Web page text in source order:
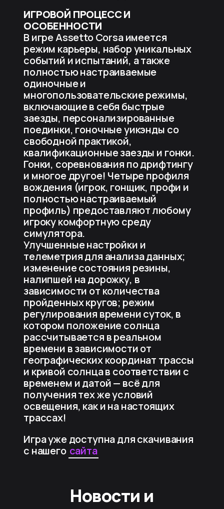
ИГРОВОЙ ПРОЦЕСС И
ОСОБЕННОСТИ
В игре Assetto Corsa имеется
режим карьеры, набор уникальных
событий и испытаний, а также
полностью настраиваемые
одиночные и
многопользовательские режимы,
включающие в себя быстрые
заезды, персонализированные
поединки, гоночные уикэнды со
свободной практикой,
квалификационные заезды и гонки.
Гонки, соревнования по дрифтингу
и многое другое! Четыре профиля
вождения (игрок, гонщик, профи и
полностью настраиваемый
профиль) предоставляют любому
игроку комфортную среду
симулятора.
Улучшенные настройки и
телеметрия для анализа данных;
изменение состояния резины,
налипшей на дорожку, в
зависимости от количества
пройденных кругов; режим
регулирования времени суток, в
котором положение солнца
рассчитывается в реальном
времени в зависимости от
географических координат трассы
и кривой солнца в соответствии с
временем и датой — всё для
получения тех же условий
освещения, как и на настоящих
трассах!
Игра уже доступна для скачивания
с нашего сайта
Новости и